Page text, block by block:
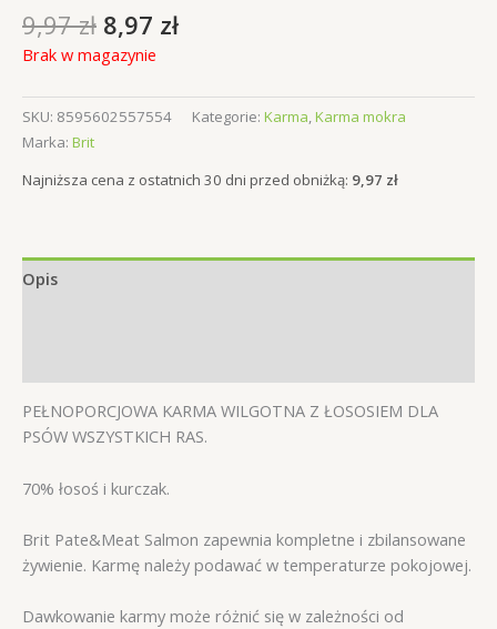
9,97zł Pierwotna
cena
wynosiła:
9,97 zł.
8,97 złAktualna
8,97 zł.
Brak w magazynie
SKU: 8595602557554 Kategorie: Karma,Karma mokra
Marka: Brit
Najniższa cena z ostatnich 30 dni przed obniżką: 9,97 zł
Opis
PEŁNOPORCJOWA KARMA WILGOTNA Z ŁOSOSIEM DLA
PSÓW WSZYSTKICH RAS.
70% łosoś i kurczak.
Brit Pate&Meat Salmon zapewnia kompletne i zbilansowane
żywienie. Karmę należy podawać w temperaturze pokojowej.
Dawkowanie karmy może różnić się w zależności od